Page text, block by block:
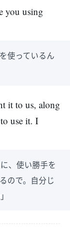
you using
使っているん
it to us, along
use it. I
、使い勝手を
ので。自分じ